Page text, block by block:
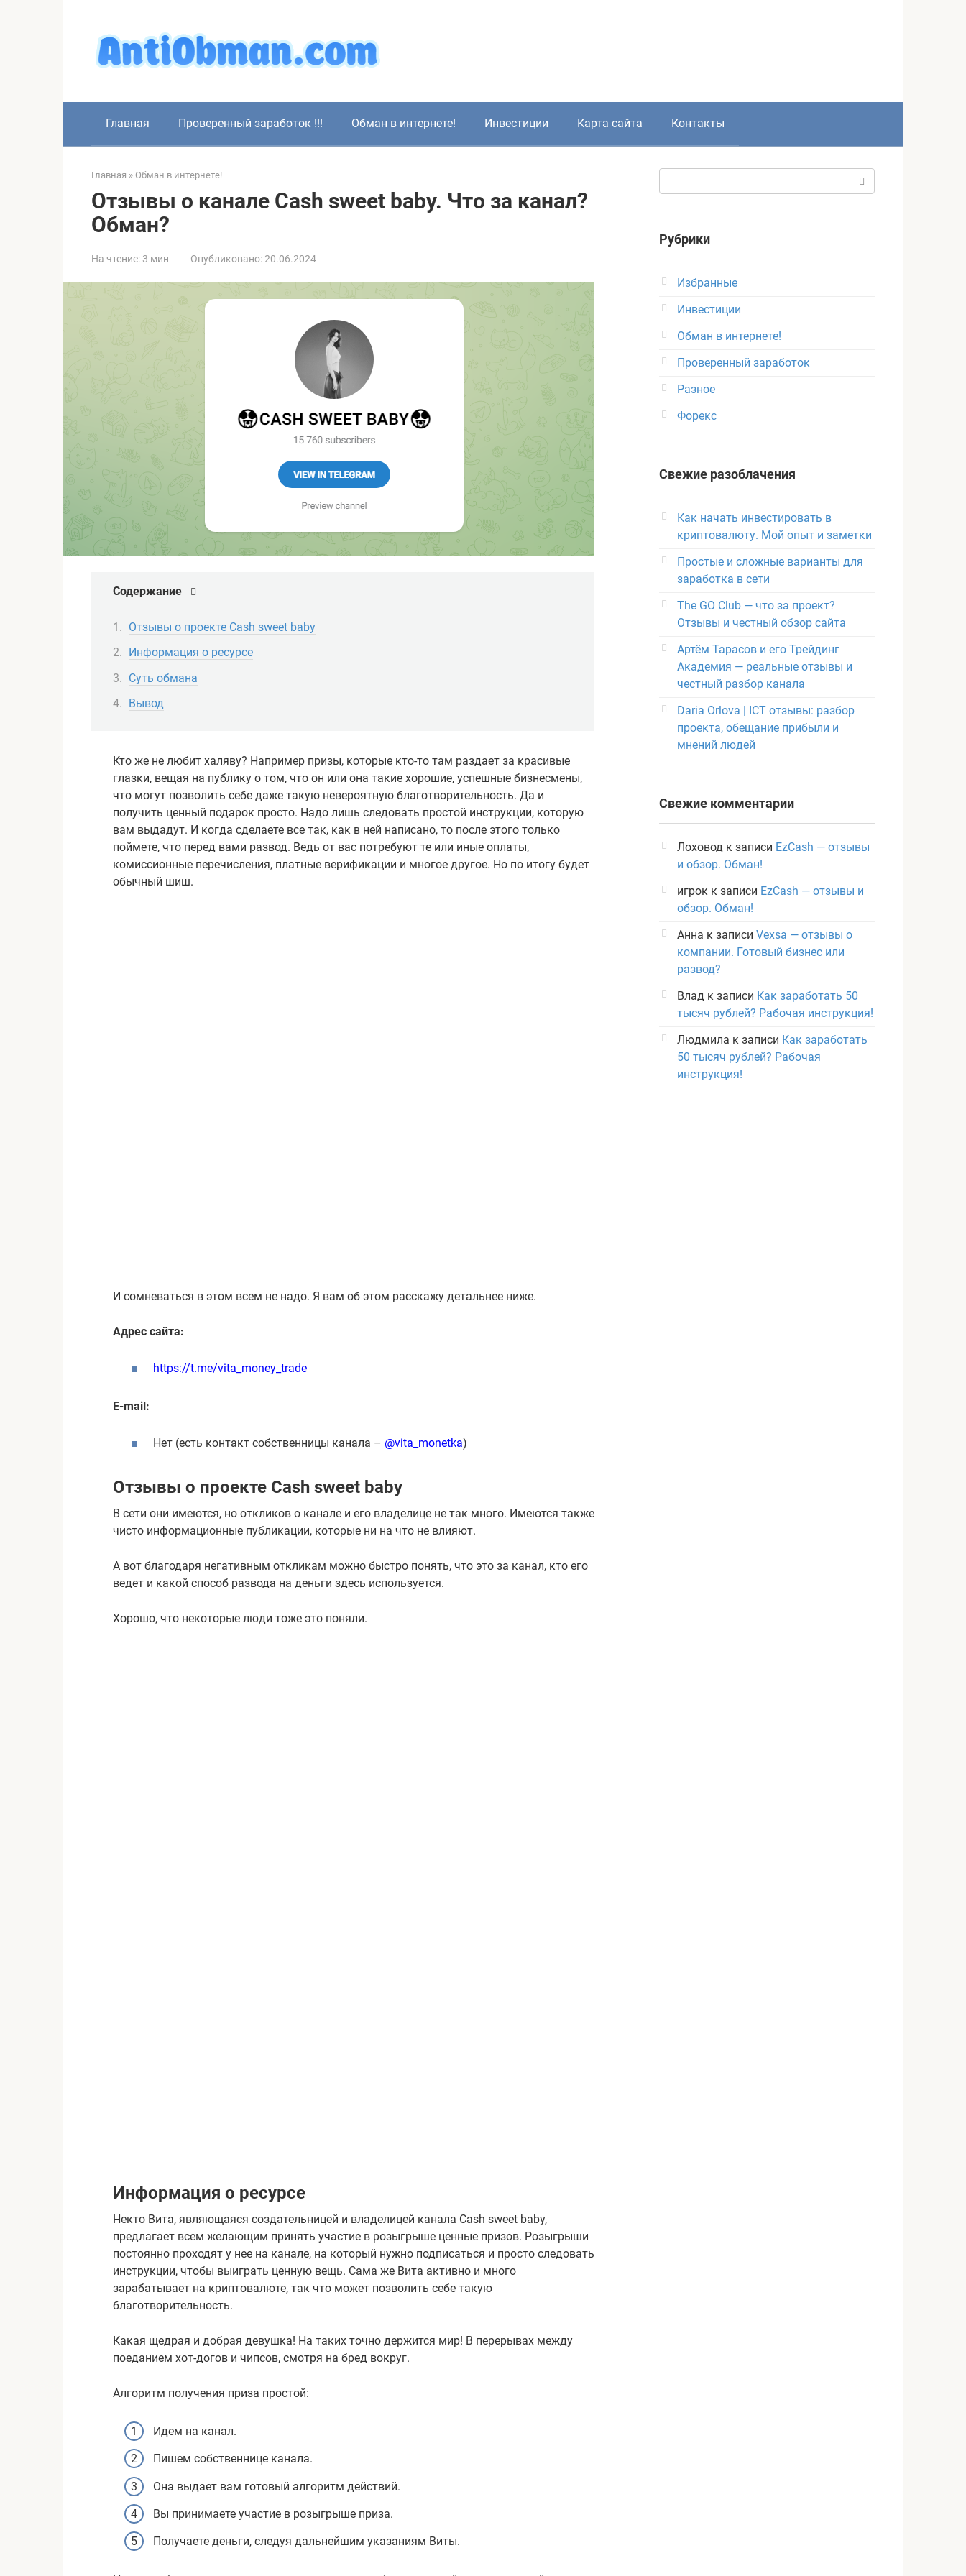
Главная Проверенный заработок !!! Обман в интернете! Инвестиции Карта сайта Контакты
Главная » Обман в интернете!
Отзывы о канале Cash sweet baby. Что за канал?
Обман?
На чтение: 3 мин Опубликовано:20.06.2024
Содержание
Отзывы о проекте Cash sweet baby
Информация о ресурсе
Суть обмана
Вывод
Кто же не любит халяву? Например призы, которые кто-то там раздает за красивые
глазки, вещая на публику о том, что он или она такие хорошие, успешные бизнесмены,
что могут позволить себе даже такую невероятную благотворительность. Да и
получить ценный подарок просто. Надо лишь следовать простой инструкции, которую
вам выдадут. И когда сделаете все так, как в ней написано, то после этого только
поймете, что перед вами развод. Ведь от вас потребуют те или иные оплаты,
комиссионные перечисления, платные верификации и многое другое. Но по итогу будет
обычный шиш.
И сомневаться в этом всем не надо. Я вам об этом расскажу детальнее ниже.
Адрес сайта:
https://t.me/vita_money_trade
E-mail:
Нет (есть контакт собственницы канала – @vita_monetka)
Отзывы о проекте Cash sweet baby
В сети они имеются, но откликов о канале и его владелице не так много. Имеются также
чисто информационные публикации, которые ни на что не влияют.
А вот благодаря негативным откликам можно быстро понять, что это за канал, кто его
ведет и какой способ развода на деньги здесь используется.
Хорошо, что некоторые люди тоже это поняли.
Информация о ресурсе
Некто Вита, являющаяся создательницей и владелицей канала Cash sweet baby,
предлагает всем желающим принять участие в розыгрыше ценные призов. Розыгрыши
постоянно проходят у нее на канале, на который нужно подписаться и просто следовать
инструкции, чтобы выиграть ценную вещь. Сама же Вита активно и много
зарабатывает на криптовалюте, так что может позволить себе такую
благотворительность.
Какая щедрая и добрая девушка! На таких точно держится мир! В перерывах между
поеданием хот-догов и чипсов, смотря на бред вокруг.
Алгоритм получения приза простой:
Идем на канал.
Пишем собственнице канала.
Она выдает вам готовый алгоритм действий.
Вы принимаете участие в розыгрыше приза.
Получаете деньги, следуя дальнейшим указаниям Виты.
Рубрики
Избранные
Инвестиции
Обман в интернете!
Проверенный заработок
Разное
Форекс
Свежие разоблачения
Как начать инвестировать в
криптовалюту. Мой опыт и заметки
Простые и сложные варианты для
заработка в сети
The GO Club — что за проект?
Отзывы и честный обзор сайта
Артём Тарасов и его Трейдинг
Академия — реальные отзывы и
честный разбор канала
Daria Orlova | ICT отзывы: разбор
проекта, обещание прибыли и
мнений людей
Свежие комментарии
Лоховод к записи EzCash — отзывы
и обзор. Обман!
игрок к записи EzCash — отзывы и
обзор. Обман!
Анна к записи Vexsa — отзывы о
компании. Готовый бизнес или
развод?
Влад к записи Как заработать 50
тысяч рублей? Рабочая инструкция!
Людмила к записи Как заработать
50 тысяч рублей? Рабочая
инструкция!